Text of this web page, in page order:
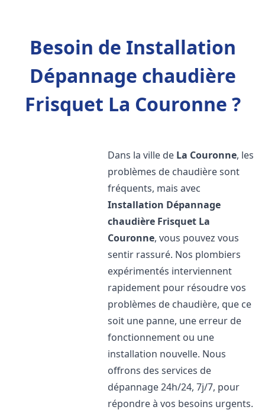
Besoin de Installation
Dépannage chaudière
Frisquet La Couronne ?
Dans la ville de La Couronne, les
problèmes de chaudière sont
fréquents, mais avec
Installation Dépannage
chaudière Frisquet La
Couronne, vous pouvez vous
sentir rassuré. Nos plombiers
expérimentés interviennent
rapidement pour résoudre vos
problèmes de chaudière, que ce
soit une panne, une erreur de
fonctionnement ou une
installation nouvelle. Nous
offrons des services de
dépannage 24h/24, 7j/7, pour
répondre à vos besoins urgents.